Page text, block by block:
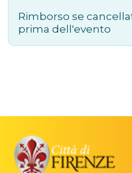
Rimborso se
prima dell'evento